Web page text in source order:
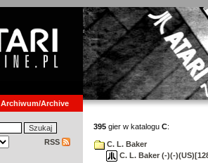
Archiwum/Archive
RSS
395 gier w katalogu C:
C. L. Baker
C. L. Baker (-)(-